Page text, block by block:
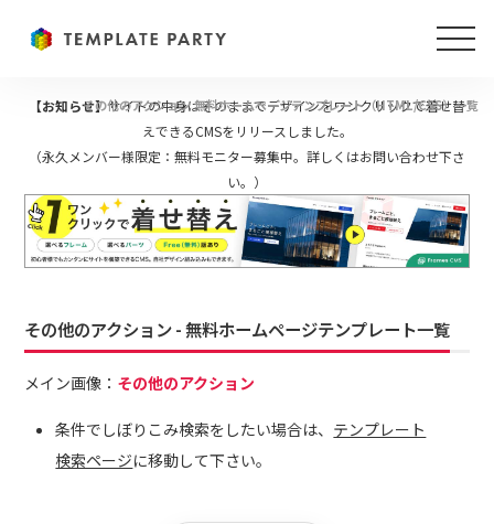
その他のアクション 無料ホームページテンプレート（HTML/CSS）一覧
【お知らせ】サイトの中身はそのままでデザインをワンクリックで着せ替
えできるCMSをリリースしました。
（永久メンバー様限定：無料モニター募集中。詳しくはお問い合わせ下さ
い。）
その他のアクション - 無料ホームページテンプレート一覧
メイン画像： その他のアクション
条件でしぼりこみ検索をしたい場合は、 テンプレート
検索ページに移動して下さい。